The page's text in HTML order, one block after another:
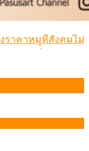
ตัน สมุทรสาคร
งราคาหมูที่สังคมไม่
แผง เริ่ม 7 ส.ค.69
หาราคาโคเนื้อตก